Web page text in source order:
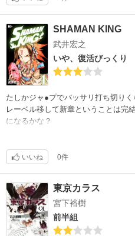
SHAMAN KING
武井宏之
いや、復活びっくり
たしかジャ●プでバッサリ打ち切りく
レーベル移して新章ということは完
になるかな？
いいね 0件
東京カラス
宮下裕樹
前半組